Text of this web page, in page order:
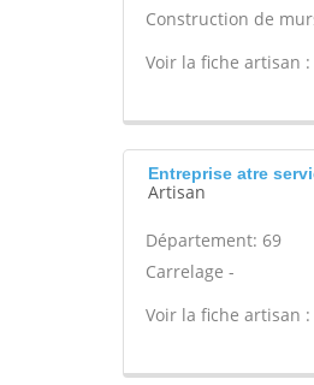
Construction de
Voir la fiche artisan :
Entreprise atre
Artisan
Département: 69
Carrelage -
Voir la fiche artisan :